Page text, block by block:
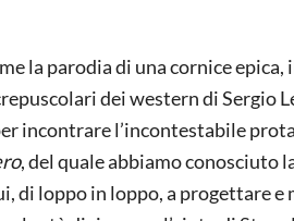
la parodia di una cornice epica,
dei western di Sergio
incontrare l’incontestabile
, del quale abbiamo conosciuto
di loppo in loppo, a progettare e